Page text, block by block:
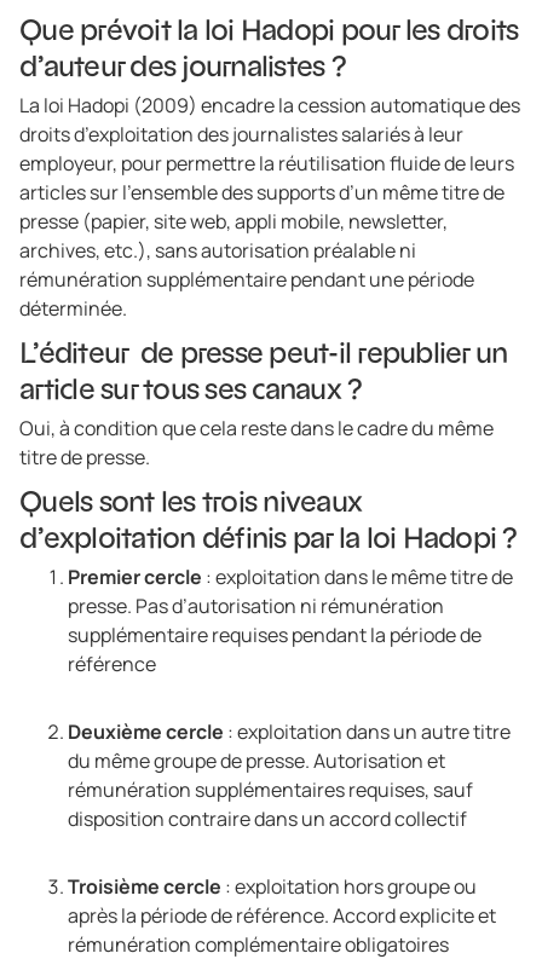
Que prévoit la loi Hadopi pour les droits
d’auteur des journalistes ?
La loi Hadopi (2009) encadre la cession automatique des
droits d’exploitation des journalistes salariés à leur
employeur, pour permettre la réutilisation fluide de leurs
articles sur l’ensemble des supports d’un même titre de
presse (papier, site web, appli mobile, newsletter,
archives, etc.), sans autorisation préalable ni
rémunération supplémentaire pendant une période
déterminée.
L’éditeur de presse peut-il republier un
article sur tous ses canaux ?
Oui, à condition que cela reste dans le cadre du même
titre de presse.
Quels sont les trois niveaux
d’exploitation définis par la loi Hadopi ?
Premier cercle : exploitation dans le même titre de
presse. Pas d’autorisation ni rémunération
supplémentaire requises pendant la période de
référence
Deuxième cercle : exploitation dans un autre titre
du même groupe de presse. Autorisation et
rémunération supplémentaires requises, sauf
disposition contraire dans un accord collectif
Troisième cercle : exploitation hors groupe ou
après la période de référence. Accord explicite et
rémunération complémentaire obligatoires